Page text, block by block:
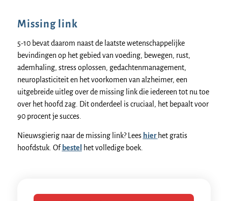
Missing link
5-10 bevat daarom naast de laatste wetenschappelijke
bevindingen op het gebied van voeding, bewegen, rust,
ademhaling, stress oplossen, gedachtenmanagement,
neuroplasticiteit en het voorkomen van alzheimer, een
uitgebreide uitleg over de missing link die iedereen tot nu toe
over het hoofd zag. Dit onderdeel is cruciaal, het bepaalt voor
90 procent je succes.
Nieuwsgierig naar de missing link? Lees hier het gratis
hoofdstuk. Ofbestel het volledige boek.